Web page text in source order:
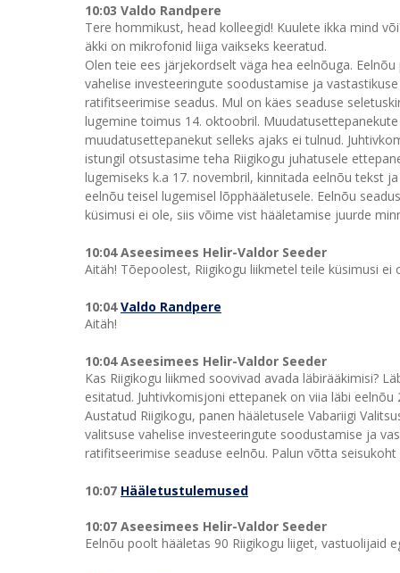
10:03 Valdo Randpere
Tere hommikust, head kolleegid! Kuulete ikka mind
äkki on mikrofonid liiga vaikseks keeratud.
Olen teie ees järjekordselt väga hea eelnõuga.
vahelise investeeringute soodustamise ja
ratifitseerimise seadus. Mul on käes seaduse
lugemine toimus 14. oktoobril.
muudatusettepanekut selleks ajaks ei tulnud.
istungil otsustasime teha Riigikogu juhatusele
lugemiseks k.a 17. novembril, kinnitada eelnõu tekst
eelnõu teisel lugemisel lõpphääletusele. Eelnõu
küsimusi ei ole, siis võime vist hääletamise juurde
10:04 Aseesimees Helir-Valdor Seeder
Aitäh! Tõepoolest, Riigikogu liikmetel teile küsimusi ei
10:04Valdo Randpere
Aitäh!
10:04 Aseesimees Helir-Valdor Seeder
Kas Riigikogu liikmed soovivad avada läbirääkimisi?
esitatud. Juhtivkomisjoni ettepanek on viia läbi
Austatud Riigikogu, panen hääletusele Vabariigi
valitsuse vahelise investeeringute soodustamise ja
ratifitseerimise seaduse eelnõu. Palun võtta
10:07 Hääletustulemused
10:07 Aseesimees Helir-Valdor Seeder
Eelnõu poolt hääletas 90 Riigikogu liiget, vastuolijaid